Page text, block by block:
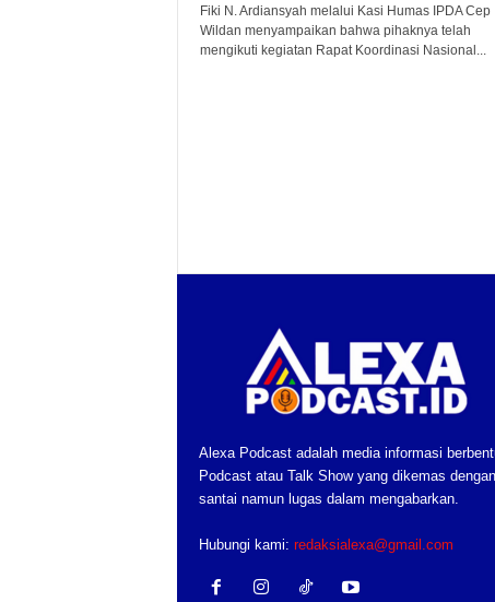
Fiki N. Ardiansyah melalui Kasi Humas IPDA Cep
Wildan menyampaikan bahwa pihaknya telah
mengikuti kegiatan Rapat Koordinasi Nasional...
Alexa Podcast adalah media informasi
Podcast atau Talk Show yang dikemas dengan
santai namun lugas dalam mengabarkan.
Hubungi kami: redaksialexa@gmail.com